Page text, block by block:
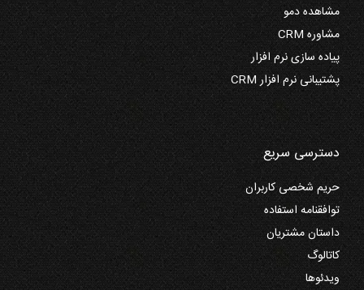
مشاهده دمو
مشاوره CRM
پیاده سازی نرم افزار
پشتیبانی نرم افزار CRM
دسترسی سریع
حریم شخصی کاربران
توافقنامه استفاده
داستان مشتریان
کاتالوگ
ویدئوها